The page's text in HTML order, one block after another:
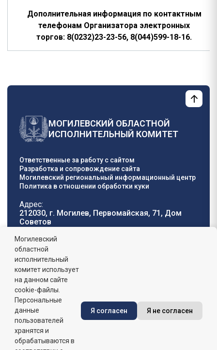
Дополнительная информация по контактным
телефонам Организатора электронных
торгов: 8(0232)23-23-56, 8(044)599-18-16.
МОГИЛЕВСКИЙ ОБЛАСТНОЙ
ИСПОЛНИТЕЛЬНЫЙ КОМИТЕТ
Ответственные за работу с сайтом
Разработка и сопровождение сайта
Могилевский региональный информационный центр
Политика в отношении обработки куки
Адрес:
212030, г. Могилев, Первомайская, 71, Дом
Cоветов
Телефон горячей
линии:
8 (0222) 71-32-55
График работы:
пн-пт: 8.00 - 17.00, сб-вс: выходной,
обеденный перерыв: 13:00 - 14:00
Сайт зарегистрирован в Государственном регистре
информационных ресурсов Республики Беларусь. №
Могилевский
областной
исполнительный
комитет использует
на данном сайте
cookie-файлы.
Персональные
данные
пользователей
хранятся и
обрабатываются в
Я согласен Я не согласен